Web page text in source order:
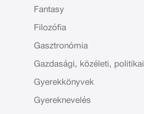
Fantasy
Filozófia
Gasztronómia
Gazdasági, közéleti, politikai
Gyerekkönyvek
Gyereknevelés